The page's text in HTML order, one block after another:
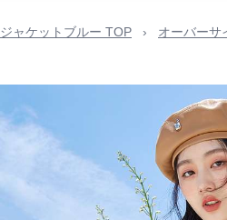
ジャケットブルー TOP › オーバーサ